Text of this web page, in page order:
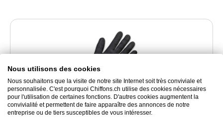
Nous utilisons des cookies
Nous souhaitons que la visite de notre site Internet soit très conviviale et
personnalisée. C'est pourquoi Chiffons.ch utilise des cookies nécessaires
pour l'utilisation de certaines fonctions. D'autres cookies augmentent la
convivialité et permettent de faire apparaître des annonces de notre
entreprise ou de tiers susceptibles de vous intéresser.